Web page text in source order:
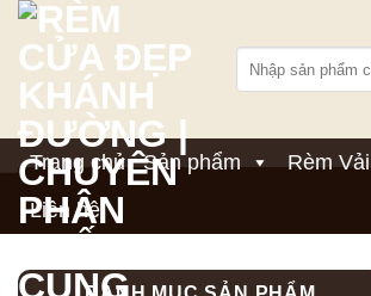
Bỏ
qua
nội
dung
kiếm:
Trang chủ Sản phẩm Rèm Vải
Liên hệ